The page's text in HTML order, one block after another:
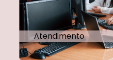
Atendimento